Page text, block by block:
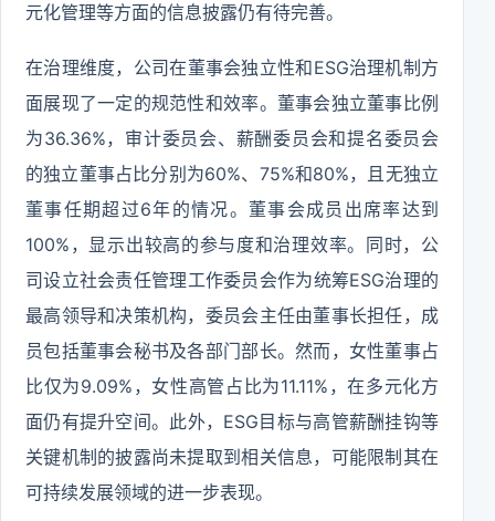
元化管理等方面的信息披露仍有待完善。
在治理维度，公司在董事会独立性和ESG治理机制方
面展现了一定的规范性和效率。董事会独立董事比例
为36.36%，审计委员会、薪酬委员会和提名委员会
的独立董事占比分别为60%、75%和80%，且无独立
董事任期超过6年的情况。董事会成员出席率达到
100%，显示出较高的参与度和治理效率。同时，公
司设立社会责任管理工作委员会作为统筹ESG治理的
最高领导和决策机构，委员会主任由董事长担任，成
员包括董事会秘书及各部门部长。然而，女性董事占
比仅为9.09%，女性高管占比为11.11%，在多元化方
面仍有提升空间。此外，ESG目标与高管薪酬挂钩等
关键机制的披露尚未提取到相关信息，可能限制其在
可持续发展领域的进一步表现。